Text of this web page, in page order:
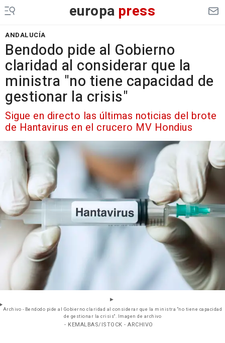
europa press
ANDALUCÍA
Bendodo pide al Gobierno
claridad al considerar que la
ministra "no tiene capacidad de
gestionar la crisis"
Sigue en directo las últimas noticias del brote
de Hantavirus en el crucero MV Hondius
Archivo - Bendodo pide al Gobierno claridad al considerar que la ministra "no tiene capacidad
de gestionar la crisis". Imagen de archivo
- KEMALBAS/ISTOCK - ARCHIVO